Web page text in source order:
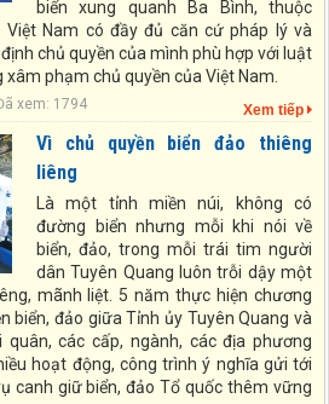
biển xung quanh Ba Bình, thuộc
Việt Nam có đầy đủ căn cứ pháp lý và
chủ quyền của mình phù hợp với luật
phạm chủ quyền của Việt Nam.
xem: 1794 Xem tiếp
Vì chủ quyền biển đảo thiêng
liêng
Là một tỉnh miền núi, không có
đường biển nhưng mỗi khi nói về
biển, đảo, trong mỗi trái tim người
dân Tuyên Quang luôn trỗi dậy một
mãnh liệt. 5 năm thực hiện chương
biển, đảo giữa Tỉnh ủy Tuyên Quang và
các cấp, ngành, các địa phương
hoạt động, công trình ý nghĩa gửi tới
canh giữ biển, đảo Tổ quốc thêm vững
13/07/2026 của Bộ Chính trị Chỉ thị
của Bộ Chính trị về "Đẩy mạnh học